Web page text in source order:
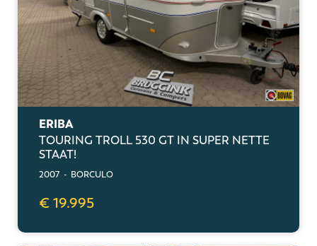
ERIBA
TOURING TROLL 530 GT IN SUPER NETTE
STAAT!
2007 - BORCULO
€ 19.995